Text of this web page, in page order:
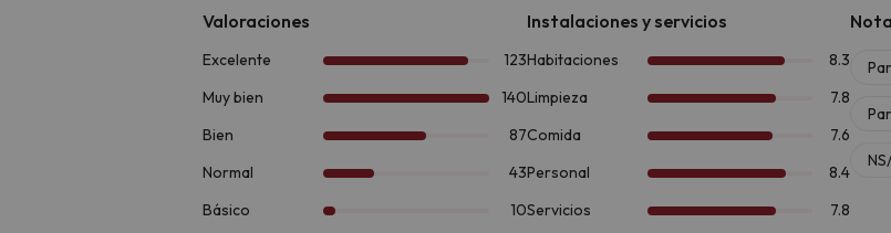
ducha. A tu llegada también encontrarás un kit de menaje básico.
Si por algo destaca este destino es por la cantidad de actividades que ofrece en cualquier
En invierno, disfruta del
esquí o las raquetas de nieve en Boí Taüll , a solo 8,6 km. Si
Ruta de los Enamoradossituadas en el impresionante Parque Nacional de Aigüestortes
rafting, barranquismo y vías
románico de la Vall de Boí
Patrimonio de la Humanidad por la UNESCO, es
Déjate sorprender por la belleza del entorno y ¡alójate en
Apartamentos La Solana !